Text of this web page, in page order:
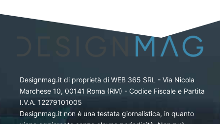
Designmag.it di proprietà di WEB 365 SRL - Via Nicola
Marchese 10, 00141 Roma (RM) - Codice Fiscale e Partita
I.V.A. 12279101005
Designmag.it non è una testata giornalistica, in quanto